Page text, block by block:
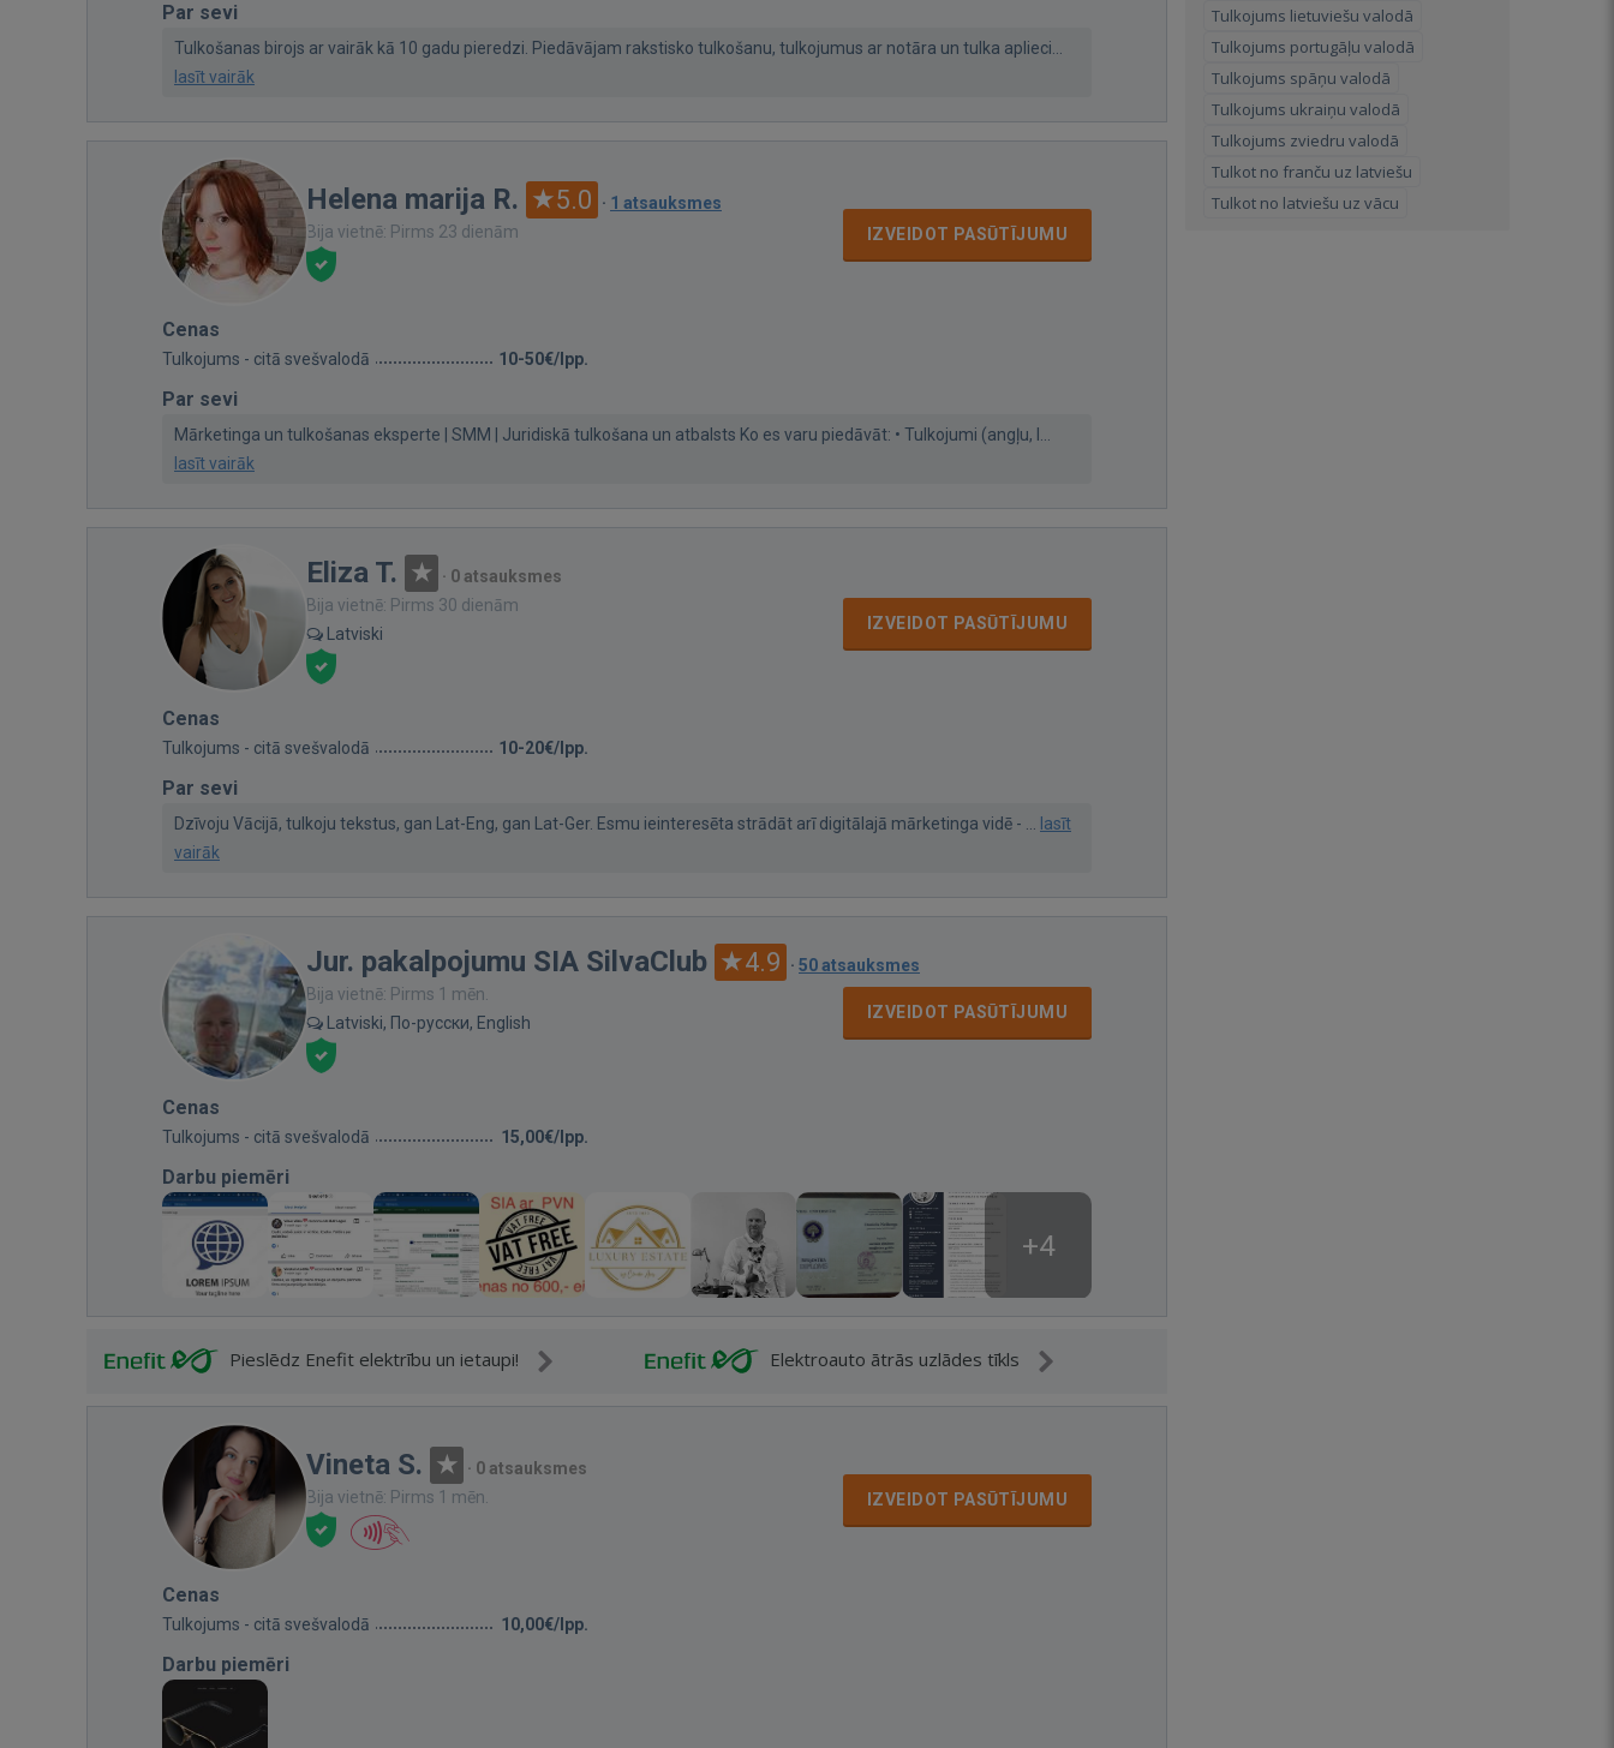
Par sevi
Tulkošanas birojs ar vairāk kā 10 gadu pieredzi. Piedāvājam rakstisko tulkošanu, tulkojumus ar notāra un tulka aplieci...
lasīt vairāk
Helena marija R. 5.0 · 1 atsauksmes
Bija vietnē: Pirms 23 dienām
IZVEIDOT PASŪTĪJUMU
Cenas
Tulkojums - citā svešvalodā 10-50€/lpp.
Par sevi
Mārketinga un tulkošanas eksperte | SMM | Juridiskā tulkošana un atbalsts Ko es varu piedāvāt: • Tulkojumi (angļu, l...
lasīt vairāk
Eliza T. · 0 atsauksmes
Bija vietnē: Pirms 30 dienām
Latviski
IZVEIDOT PASŪTĪJUMU
Cenas
Tulkojums - citā svešvalodā 10-20€/lpp.
Par sevi
Dzīvoju Vācijā, tulkoju tekstus, gan Lat-Eng, gan Lat-Ger. Esmu ieinteresēta strādāt arī digitālajā mārketinga vidē - ...
lasīt
vairāk
Jur. pakalpojumu SIA SilvaClub 4.9 · 50 atsauksmes
Bija vietnē: Pirms 1 mēn.
Latviski, По-русски, English
IZVEIDOT PASŪTĪJUMU
Cenas
Tulkojums - citā svešvalodā 15,00€/lpp.
Darbu piemēri
+4
Pieslēdz Enefit elektrību un ietaupi! Elektroauto ātrās uzlādes tīkls
Vineta S. · 0 atsauksmes
Bija vietnē: Pirms 1 mēn.
IZVEIDOT PASŪTĪJUMU
Cenas
Tulkojums - citā svešvalodā 10,00€/lpp.
Darbu piemēri
Tulkojums lietuviešu valodā
Tulkojums portugāļu valodā
Tulkojums spāņu valodā
Tulkojums ukraiņu valodā
Tulkojums zviedru valodā
Tulkot no franču uz latviešu
Tulkot no latviešu uz vācu